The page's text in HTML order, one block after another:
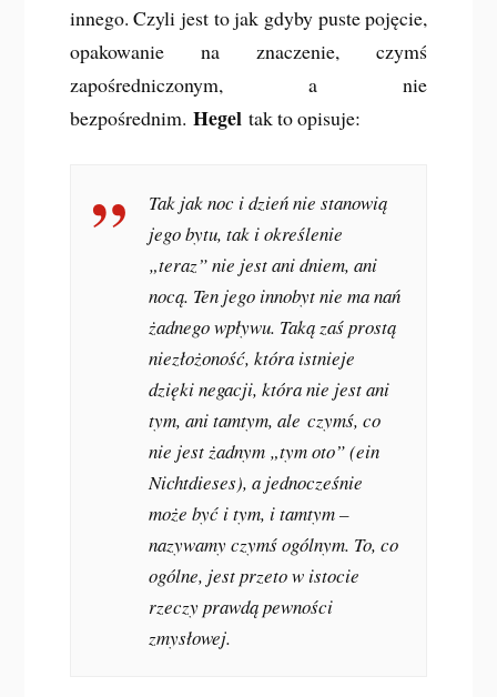
innego. Czyli jest to jak gdyby puste pojęcie,
opakowanie na znaczenie, czymś
zapośredniczonym, a nie
bezpośrednim. Hegel tak to opisuje:
Tak jak noc i dzień nie stanowią
jego bytu, tak i określenie
„teraz” nie jest ani dniem, ani
nocą. Ten jego innobyt nie ma nań
żadnego wpływu. Taką zaś prostą
niezłożoność, która istnieje
dzięki negacji, która nie jest ani
tym, ani tamtym, ale czymś, co
nie jest żadnym „tym oto” (ein
Nichtdieses), a jednocześnie
może być i tym, i tamtym –
nazywamy czymśogólnym. To, co
ogólne, jest przeto w istocie
rzeczy prawdą pewności
zmysłowej.